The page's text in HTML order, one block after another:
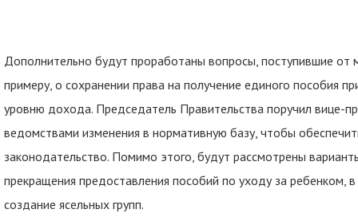
Дополнительно будут проработаны вопросы, поступившие
примеру, о сохранении права на получение единого пособия
уровню дохода. Председатель Правительства поручил вице-
ведомствами изменения в нормативную базу, чтобы
законодательство. Помимо этого, будут рассмотрены
прекращения предоставления пособий по уходу за ребенком,
создание ясельных групп.